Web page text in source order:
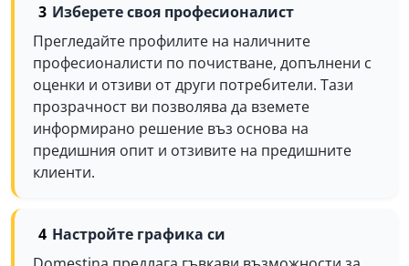
Изберете своя професионалист
Прегледайте профилите на наличните
професионалисти по почистване, допълнени с
оценки и отзиви от други потребители. Тази
прозрачност ви позволява да вземете
информирано решение въз основа на
предишния опит и отзивите на предишните
клиенти.
Настройте графика си